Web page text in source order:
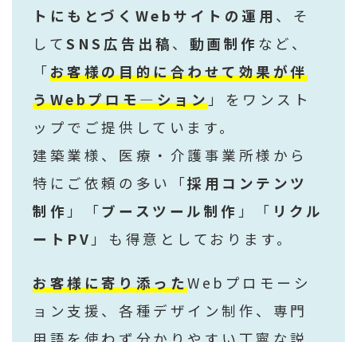
トにもとづくWebサイトの運用 、そ
してSNS広告出稿 、 動画制作 など、
「お客様の目的に合わせて効果が伴
うWebプロモ―ション 」をワンスト
ップでご提供しています。
建築業様、医療・介護事業所様から
特にご依頼の多い「採用コンテンツ
制作 」「ブースツール制作 」「 リクル
ートPV 」も得意としております。
お客様に寄り添ったWebプロモーシ
ョン支援、各種デザイン制作、専門